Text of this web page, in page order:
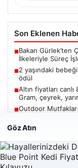
Son Eklenen
■Bakan Gürlek’ten
İlkeleriyle Süreç
■2 yaşındaki
ödül
■Altın fiyatları
Gram, çeyrek,
■Outdoor Mutfaklar
Güncel
Göz Atın